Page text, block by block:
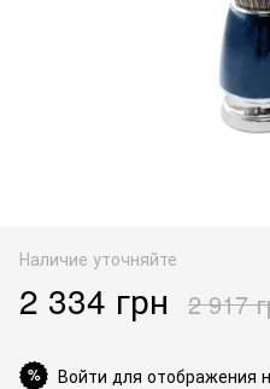
Наличие уточняйте
2 334 грн 2 917
% Войти для отображения